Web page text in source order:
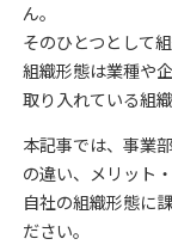
ん。
そのひとつとして
組織形態は業種や
取り入れている組
本記事では、事業
の違い、メリット
自社の組織形態に
ださい。